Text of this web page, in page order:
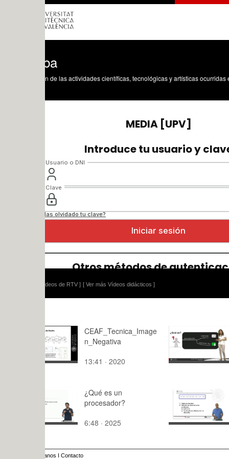
de las actividades científicas, tecnológicas y artísticas ocurridas en los tres
[ Ver más Vídeos didácticos ]
CEAF_Tecnica_Image
n_Negativa
13:41 · 2020
Polimedia,
4:19 · 2015
procesador?
6:48 · 2025
aplicando
verdad
6:47 · 2012